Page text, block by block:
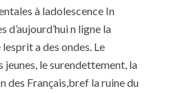
à ladolescence In
d’aujourd’hui n ligne la
a des ondes. Le
jeunes, le surendettement, la
des Français,bref la ruine du